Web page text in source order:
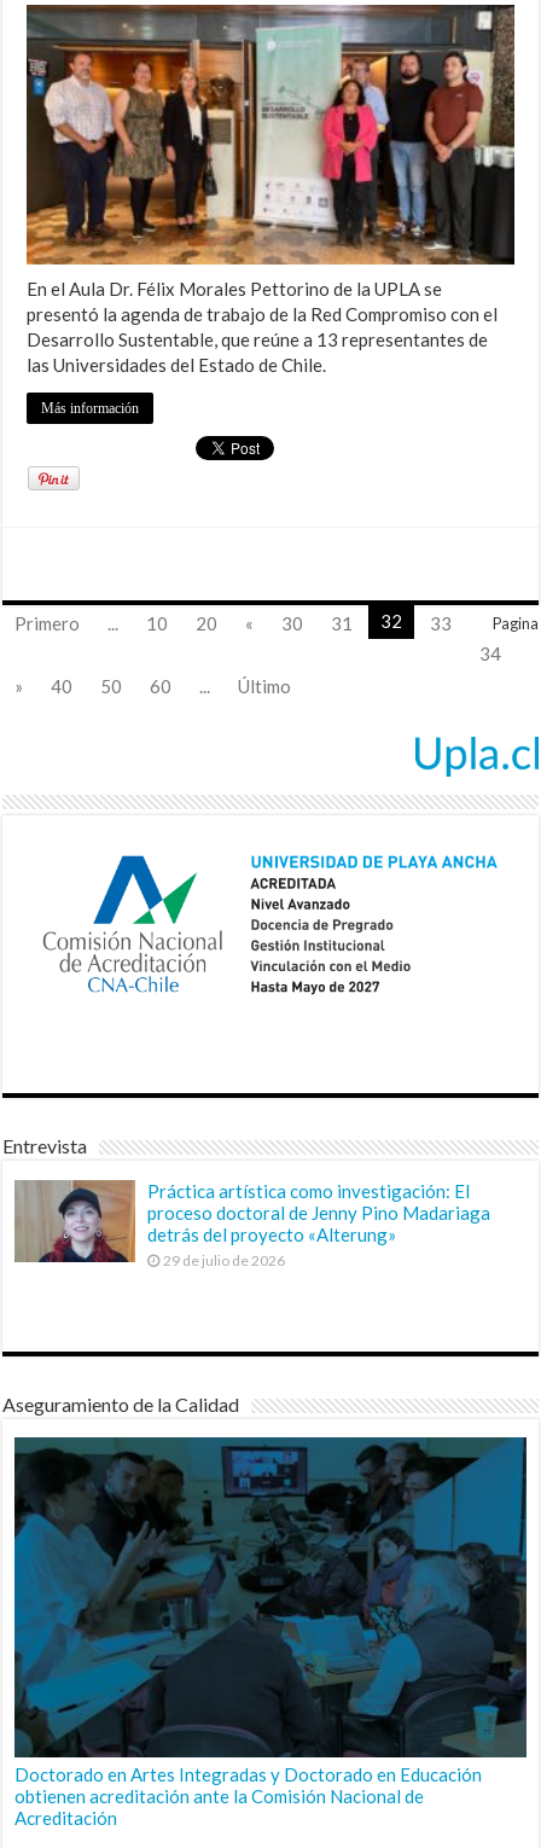
En el Aula Dr. Félix Morales Pettorino de la UPLA se
presentó la agenda de trabajo de la Red Compromiso con el
Desarrollo Sustentable, que reúne a 13 representantes de
las Universidades del Estado de Chile.
Más información
Pagina
Primero ... 10 20 « 30 31 32
33
34
»
40 50 60 ... Último
Entrevista
Práctica artística como investigación: El
proceso doctoral de Jenny Pino Madariaga
detrás del proyecto «Alterung»
29 de julio de 2026
Aseguramiento de la Calidad
Doctorado en Artes Integradas y Doctorado en Educación
obtienen acreditación ante la Comisión Nacional de
Acreditación